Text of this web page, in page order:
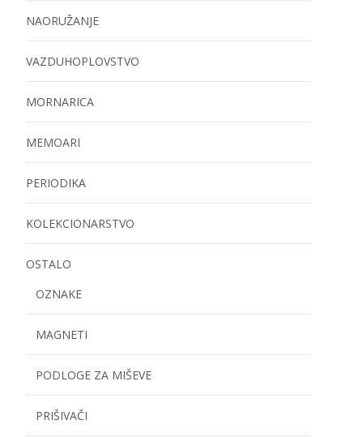
NAORUŽANJE
VAZDUHOPLOVSTVO
MORNARICA
MEMOARI
PERIODIKA
KOLEKCIONARSTVO
OSTALO
OZNAKE
MAGNETI
PODLOGE ZA MIŠEVE
PRIŠIVAČI